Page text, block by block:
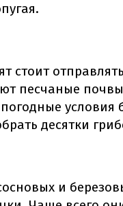
стоит
песчаные
десятки
и